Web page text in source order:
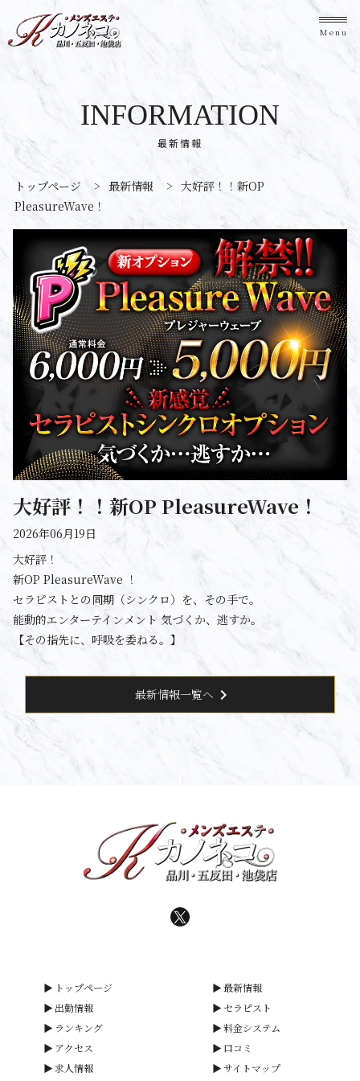
Menu
最新情報
INFORMATION
トップページ > 最新情報 > 大好評！！新OP
PleasureWave！
大好評！！新OP PleasureWave！
2026年06月19日
大好評！
新OP PleasureWave ！
セラピストとの同期（シンクロ）を、その手で。
能動的エンターテインメント 気づくか、逃すか。
【その指先に、呼吸を委ねる。】
最新情報一覧へ chevron_right
トップページ
最新情報
出勤情報
セラピスト
ランキング
料金システム
アクセス
口コミ
求人情報
サイトマップ